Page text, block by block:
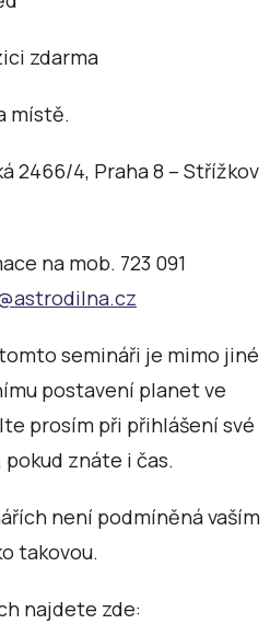
zdarma
místě.
2466/4, Praha 8 – Střížkov
na mob. 723 091
semináři je mimo jiné
postavení planet ve
prosím při přihlášení své
znáte i čas.
není podmíněná vaším
takovou.
najdete zde: